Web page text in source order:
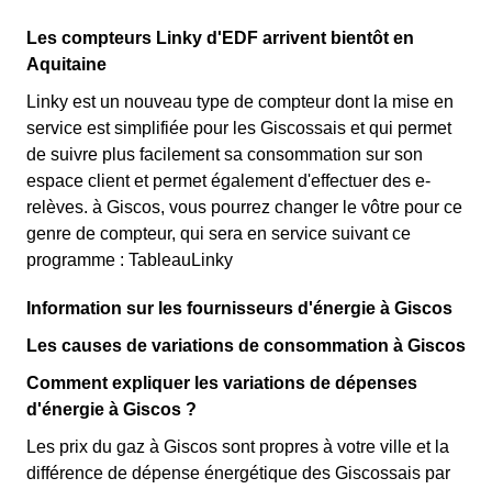
Les compteurs Linky d'EDF arrivent bientôt en
Aquitaine
Linky est un nouveau type de compteur dont la mise en
service est simplifiée pour les Giscossais et qui permet
de suivre plus facilement sa consommation sur son
espace client et permet également d'effectuer des e-
relèves. à Giscos, vous pourrez changer le vôtre pour ce
genre de compteur, qui sera en service suivant ce
programme : TableauLinky
Information sur les fournisseurs d'énergie à Giscos
Les causes de variations de consommation à Giscos
Comment expliquer les variations de dépenses
d'énergie à Giscos ?
Les prix du gaz à Giscos sont propres à votre ville et la
différence de dépense énergétique des Giscossais par